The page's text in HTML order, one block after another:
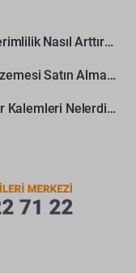
Maden Ocaklarında Operasyonel Verimlilik Nasıl Arttırılır?
Müteahhitler İçin Toptan İnşaat Malzemesi Satın Alma Rehberi
Maden Ocaklarında En Yüksek Gider Kalemleri Nelerdir?